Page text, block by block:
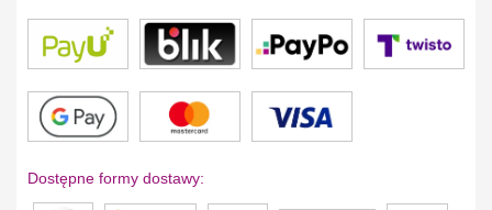
Dostępne formy dostawy: